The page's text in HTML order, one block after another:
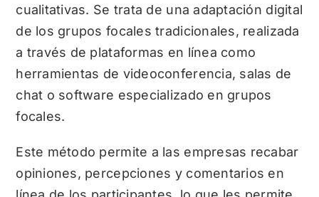
cualitativas. Se trata de una adaptación digital
de los grupos focales tradicionales, realizada
a través de plataformas en línea como
herramientas de videoconferencia, salas de
chat o software especializado en grupos
focales.
Este método permite a las empresas recabar
opiniones, percepciones y comentarios en